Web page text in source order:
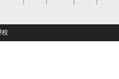
校